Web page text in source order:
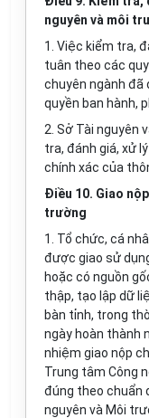
nguyên và môi
1. Việc kiểm tra,
tuân theo các
chuyên ngành
quyền ban hành,
2. Sở Tài nguyên
tra, đánh giá, xử
chính xác của
Điều 10. Giao
trường
1. Tổ chức, cá
được giao sử
hoặc có nguồn
thập, tạo lập dữ
bàn tỉnh, trong
ngày hoàn thành
nhiệm giao nộp
Trung tâm Công
đúng theo chuẩn
nguyên và Môi